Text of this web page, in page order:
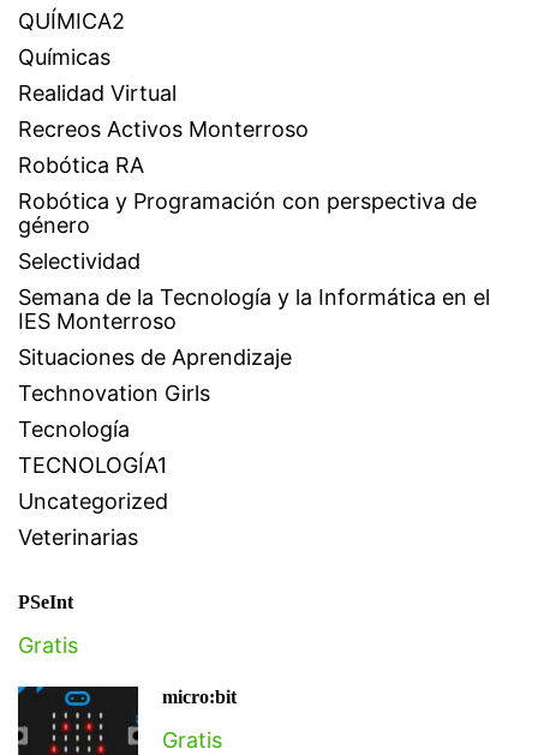
QUÍMICA2
Químicas
Realidad Virtual
Recreos Activos Monterroso
Robótica RA
Robótica y Programación con perspectiva de
género
Selectividad
Semana de la Tecnología y la Informática en el
IES Monterroso
Situaciones de Aprendizaje
Technovation Girls
Tecnología
TECNOLOGÍA1
Uncategorized
Veterinarias
PSeInt
Gratis
micro:bit
Gratis